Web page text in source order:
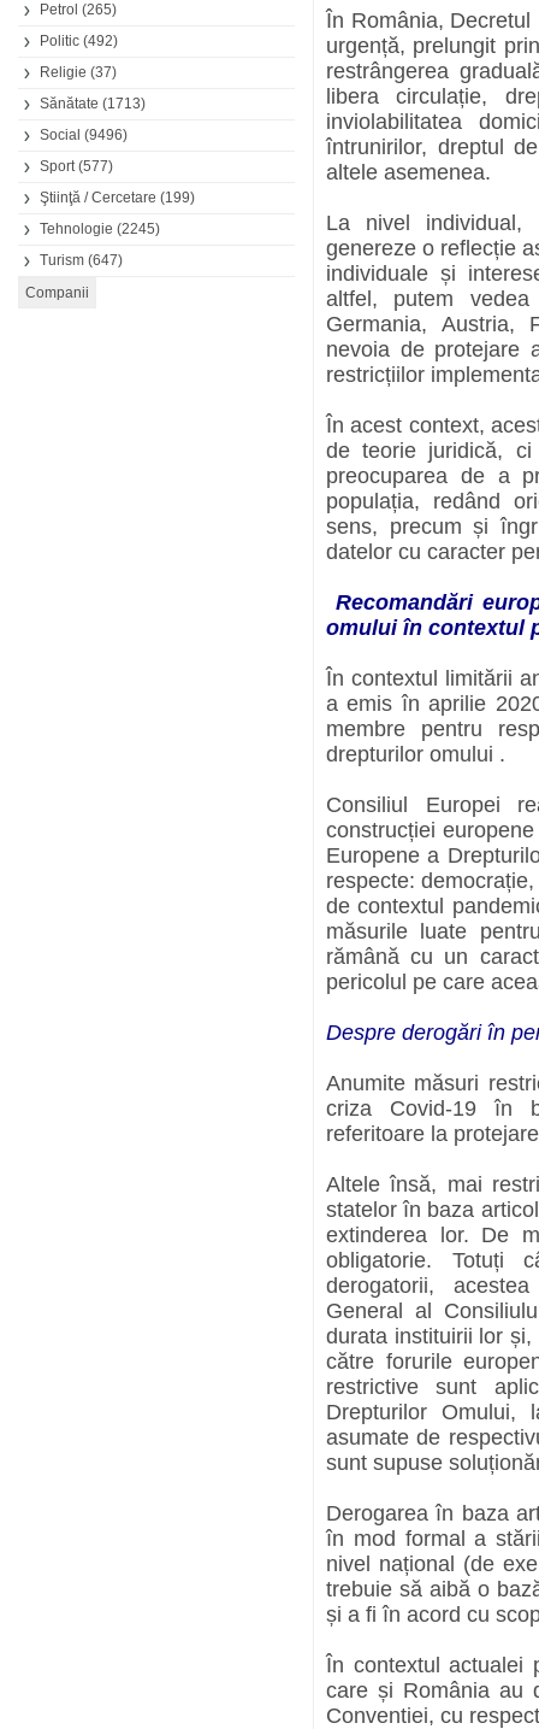
Petrol (265)
Politic (492)
Religie (37)
Sănătate (1713)
Social (9496)
Sport(577)
Ştiinţă / Cercetare (199)
Tehnologie (2245)
Turism (647)
În România,
urgență, prelungit
restrângerea
libera circulație,
inviolabilitatea
întrunirilor, dreptul
altele asemenea.
La nivel individual,
genereze o reflecție
individuale și
altfel, putem
Germania, Austria,
nevoia de protejare
restricțiilor
În acest context,
de teorie juridică,
preocuparea de a
populația, redând
sens, precum și
datelor cu caracter
Recomandări
omului în contextul
În contextul limitării
a emis în aprilie
membre pentru
drepturilor omului .
Consiliul Europei
construcției
Europene a
respecte:
de contextul
măsurile luate
rămână cu un
pericolul pe care
Despre derogări în
Anumite măsuri
criza Covid-19 în
referitoare la
Altele însă, mai
statelor în baza
extinderea lor. De
obligatorie. Totuți
derogatorii,
General al
durata instituirii lor
către forurile
restrictive sunt
Drepturilor
asumate de
sunt supuse
Derogarea în baza
în mod formal a
nivel național (de
trebuie să aibă o
și a fi în acord cu
În contextul actualei
care și România au
Conventiei, cu